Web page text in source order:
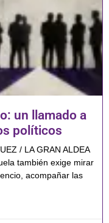
un llamado a
políticos
/ LA GRAN ALDEA
también exige mirar
acompañar las